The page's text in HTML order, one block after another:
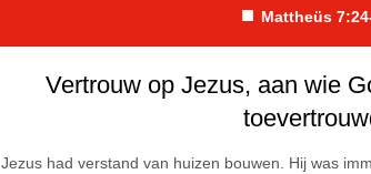
■ Mattheüs
Vertrouw op Jezus, aan wie
Jezus had verstand van huizen bouwen. Hij was